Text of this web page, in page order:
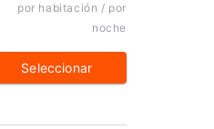
por habitación / por
noche
Seleccionar